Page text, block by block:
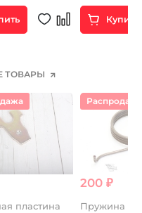
Купить
ТОВАРЫ
пластина
Распродажа
200 ₽
Пружина